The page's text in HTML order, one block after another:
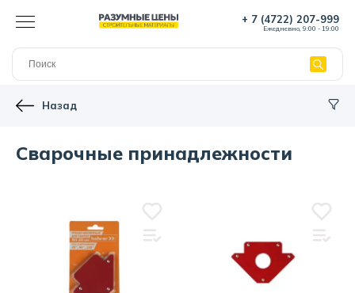
+ 7 (4722) 207-999
Ежедневно, 9:00 - 19:00
Назад
Сварочные принадлежности